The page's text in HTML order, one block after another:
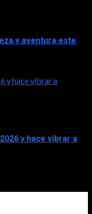
y aventura este
y hace vibrar a
y hace vibrar a